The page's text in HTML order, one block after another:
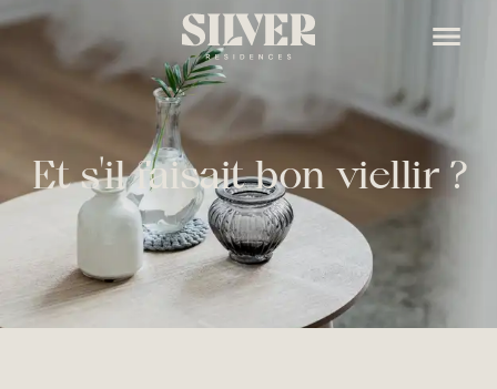
Et s'il faisait bon viellir ?